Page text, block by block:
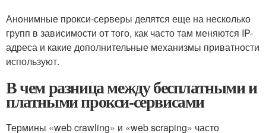
Анонимные прокси-серверы делятся еще на несколько
групп в зависимости от того, как часто там меняются IP-
адреса и какие дополнительные механизмы приватности
используют.
В чем разница между бесплатными и
платными прокси-сервисами
Термины «web crawling» и «web scraping» часто